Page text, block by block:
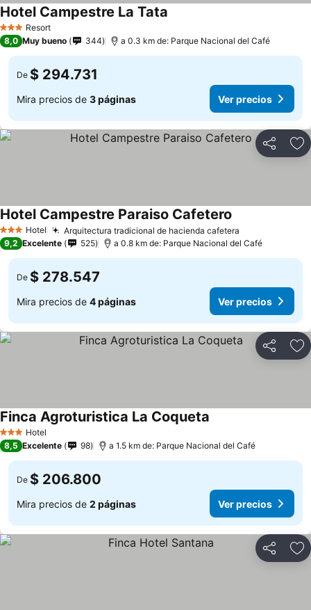
3 EstrellasResort
Hotel Campestre La Tata
8,0 Muy bueno 344 a 0.3 km de: Parque Nacional del Café
De $ 294.731
Mira precios de 3 páginas Ver precios
Compartir
3 Estrellas
Hotel Arquitectura tradicional de hacienda cafetera
Hotel Campestre Paraiso Cafetero
9,2 Excelente 525 a 0.8 km de: Parque Nacional del Café
De $ 278.547
Mira precios de 4 páginas Ver precios
Compartir
3 Estrellas
Hotel
Finca Agroturistica La Coqueta
8,5 Excelente 98 a 1.5 km de: Parque Nacional del Café
De $ 206.800
Mira precios de 2 páginas Ver precios
Compartir